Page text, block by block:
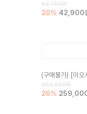
53,700원
20% 42,900
(구매불가) [이
350,000원
26%